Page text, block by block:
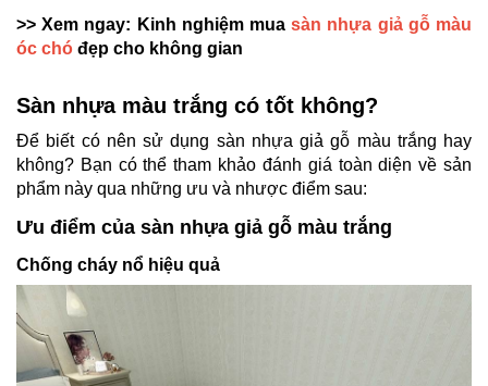
>> Xem ngay: Kinh nghiệm muasàn nhựa giả gỗ màu
óc chó đẹp cho không gian
Sàn nhựa màu trắng có tốt không?
Để biết có nên sử dụng sàn nhựa giả gỗ màu trắng hay
không? Bạn có thể tham khảo đánh giá toàn diện về sản
phẩm này qua những ưu và nhược điểm sau:
Ưu điểm của sàn nhựa giả gỗ màu trắng
Chống cháy nổ hiệu quả